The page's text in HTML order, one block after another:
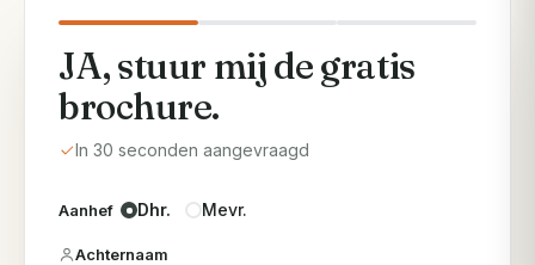
JA, stuur mij de gratis
brochure.
In 30 seconden aangevraagd
Aanhef Dhr. Mevr.
Achternaam